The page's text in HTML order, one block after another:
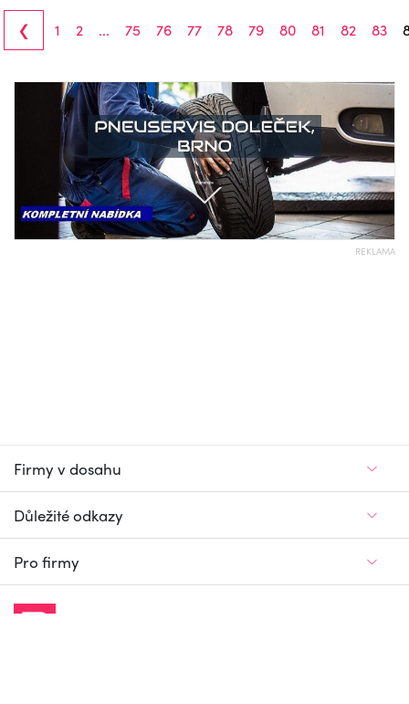
‹ 1 2 ... 75 76 77 78 79 80 81 82 83
REKLAMA
Firmy v dosahu
Důležité odkazy
Pro firmy